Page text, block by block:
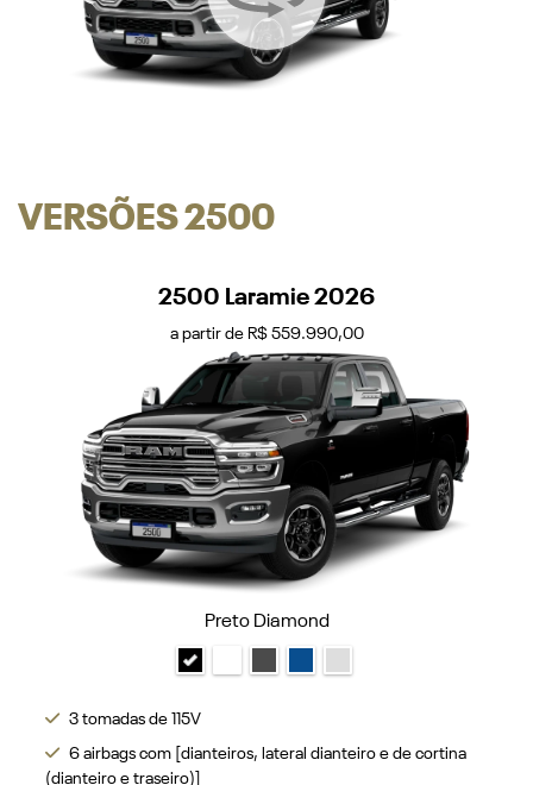
VERSÕES 2500
2500 Laramie 2026
a partir de R$ 559.990,00
Preto Diamond
3 tomadas de 115V
6 airbags com [dianteiros, lateral dianteiro e de cortina
(dianteiro e traseiro)]